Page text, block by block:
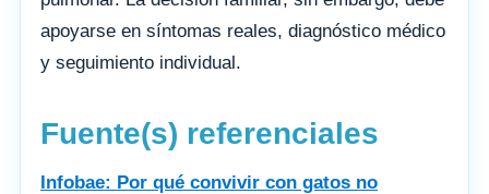
apoyarse en síntomas reales, diagnóstico médico
y seguimiento individual.
Fuente(s) referenciales
Infobae: Por qué convivir con gatos no